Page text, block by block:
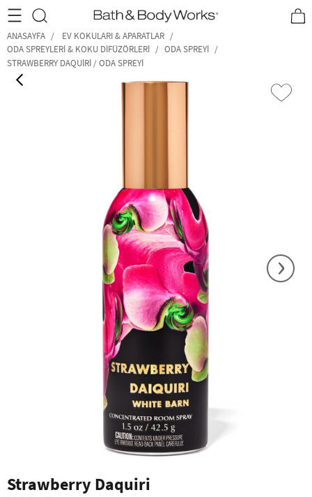
•2200₺ ve Üzeri Kargo Ücretsiz!• *Promosyon Detayları
ANASAYFA
EV KOKULARI & APARATLAR
ODA SPREYLERI & KOKU DIFÜZÖRLERI
ODA SPREYI
STRAWBERRY DAQUIRI / ODA SPREYI
›
Strawberry Daquiri